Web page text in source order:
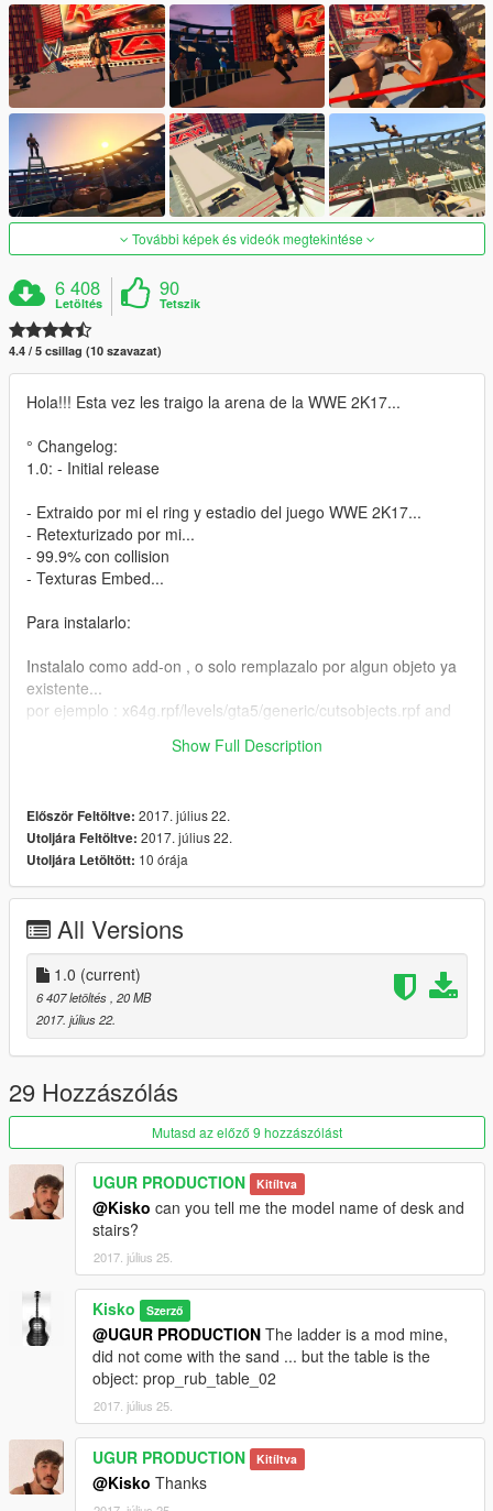
További képek és videók megtekintése
6 408
Letöltés
90
Tetszik
4.4 / 5 csillag (10 szavazat)
Hola!!! Esta vez les traigo la arena de la WWE 2K17...
° Changelog:
1.0: - Initial release
- Extraido por mi el ring y estadio del juego WWE 2K17...
- Retexturizado por mi...
- 99.9% con collision
- Texturas Embed...
Para instalarlo:
Instalalo como add-on , o solo remplazalo por algun objeto ya
existente...
por ejemplo : x64g.rpf/levels/gta5/generic/cutsobjects.rpf and
Editor o Native Trainer...Show Full Description
Először Feltöltve: 2017. július 22.
Utoljára Feltöltve: 2017. július 22.
Utoljára Letöltött: 10 órája
All Versions
1.0 (current)
6 407 letöltés, 20 MB
2017. július 22.
29 Hozzászólás
Mutasd az előző 9 hozzászólást
UGUR PRODUCTION Kitíltva
@Kisko can you tell me the model name of desk and
stairs?
2017. július 25.
Kisko Szerző
@UGUR PRODUCTION The ladder is a mod mine,
did not come with the sand ... but the table is the
object: prop_rub_table_02
2017. július 25.
UGUR PRODUCTION Kitíltva
@Kisko Thanks